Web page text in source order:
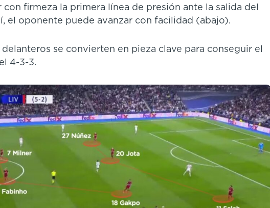
firmeza la primera línea de presión ante la salida del
el oponente puede avanzar con facilidad (abajo).
se convierten en pieza clave para conseguir el
4-3-3.